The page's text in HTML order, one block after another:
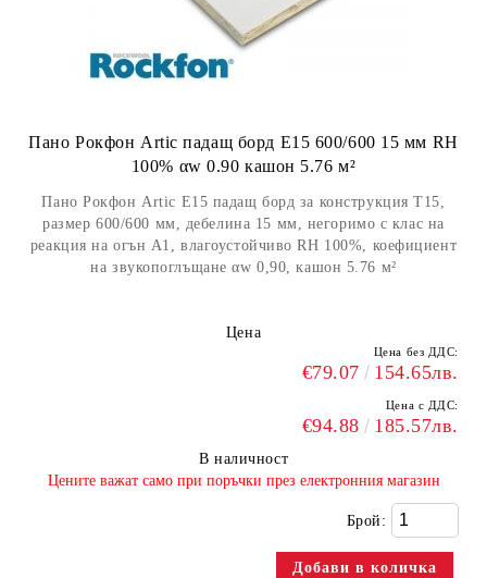
Пано Рокфон Artic падащ борд E15 600/600 15 мм RH
100% αw 0.90 кашон 5.76 м²
Пано Рокфон Artic E15 падащ борд за конструкция Т15,
размер 600/600 мм, дебелина 15 мм, негоримо с клас на
реакция на огън А1, влагоустойчиво RH 100%, коефициент
на звукопоглъщане αw 0,90, кашон 5.76 м²
Цена
Цена без ДДС:
€79.07 154.65лв.
Цена с ДДС:
€94.88 185.57лв.
В наличност
​Цените важат само при поръчки през електронния магазин
Брой: